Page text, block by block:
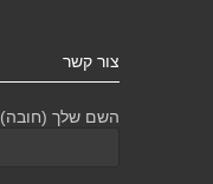
צור קשר
השם שלך (חובה)